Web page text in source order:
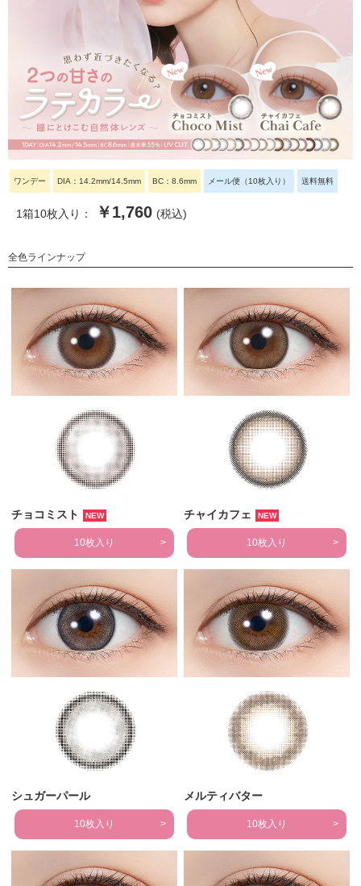
ワンデー DIA：14.2mm/14.5mm BC：8.6mm メール便（10枚入り） 送料無料
1箱10枚入り： ￥1,760 (税込)
全色ラインナップ
チョコミスト NEW
10枚入り
チャイカフェ NEW
10枚入り
シュガーパール
10枚入り
メルティバター
10枚入り